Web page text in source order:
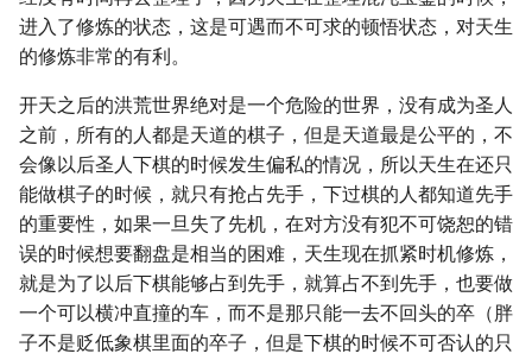
进入了修炼的状态，这是可遇而不可求的顿悟状态，对天生
的修炼非常的有利。
开天之后的洪荒世界绝对是一个危险的世界，没有成为圣人
之前，所有的人都是天道的棋子，但是天道最是公平的，不
会像以后圣人下棋的时候发生偏私的情况，所以天生在还只
能做棋子的时候，就只有抢占先手，下过棋的人都知道先手
的重要性，如果一旦失了先机，在对方没有犯不可饶恕的错
误的时候想要翻盘是相当的困难，天生现在抓紧时机修炼，
就是为了以后下棋能够占到先手，就算占不到先手，也要做
一个可以横冲直撞的车，而不是那只能一去不回头的卒（胖
子不是贬低象棋里面的卒子，但是下棋的时候不可否认的只